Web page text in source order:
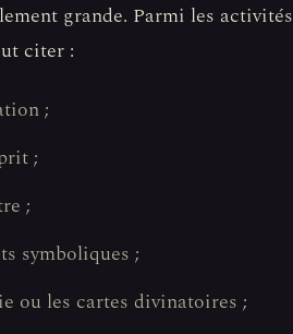
grande. Parmi les activités
citer :
;
;
;
symboliques ;
ou les cartes divinatoires ;